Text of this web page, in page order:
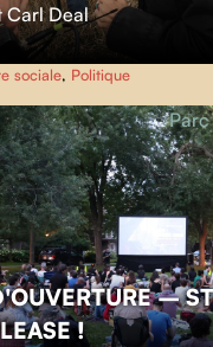
Carl Deal
sociale, Politique
–
!